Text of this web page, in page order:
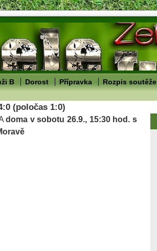
B Dorost Přípravka Rozpis soutěže
(poločas 1:0)
doma v sobotu 26.9., 15:30 hod. s